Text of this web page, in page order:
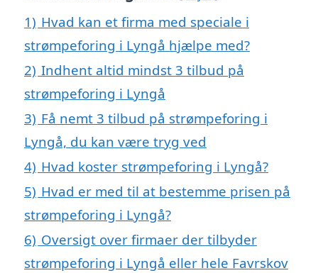
1) Hvad kan et firma med speciale i
strømpeforing i Lyngå hjælpe med?
2) Indhent altid mindst 3 tilbud på
strømpeforing i Lyngå
3) Få nemt 3 tilbud på strømpeforing i
Lyngå, du kan være tryg ved
4) Hvad koster strømpeforing i Lyngå?
5) Hvad er med til at bestemme prisen på
strømpeforing i Lyngå?
6) Oversigt over firmaer der tilbyder
strømpeforing i Lyngå eller hele Favrskov